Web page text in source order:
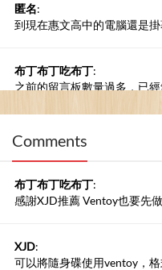
匿名:
到現在惠文高中的電腦還是
布丁布丁吃布丁:
之前的留言板數量過多，已
Comments
布丁布丁吃布丁:
感謝XJD推薦 Ventoy也要先
XJD:
可以將隨身碟使用ventoy，格